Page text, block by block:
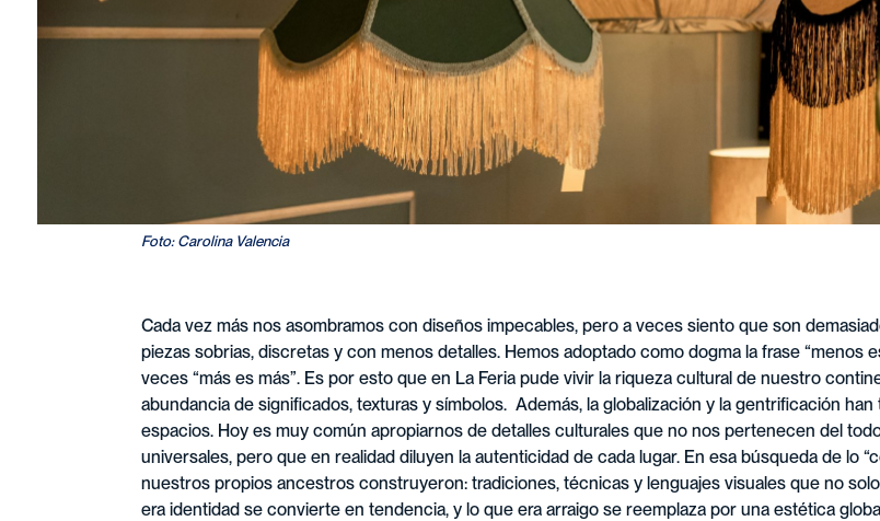
Foto: Carolina Valencia
Cada vez más nos asombramos con diseños impecables, pero a veces siento que son
piezas sobrias, discretas y con menos detalles. Hemos adoptado como dogma la frase “menos
veces “más es más”. Es por esto que en La Feria pude vivir la riqueza cultural de nuestro
abundancia de significados, texturas y símbolos. Además, la globalización y la gentrificación
espacios. Hoy es muy común apropiarnos de detalles culturales que no nos pertenecen del
universales, pero que en realidad diluyen la autenticidad de cada lugar. En esa búsqueda de lo
nuestros propios ancestros construyeron: tradiciones, técnicas y lenguajes visuales que no
era identidad se convierte en tendencia, y lo que era arraigo se reemplaza por una estética